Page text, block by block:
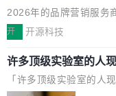
东西：一个带网页上下
页面的文本，然后把文
段回答。仅此而已。 这
意思。比如我在一个后
个表单字段，每个字段
想...
造，整机长度仅16厘米
与80PLUS钛金能效；
规范，结合服务器级元
实时LCD监控屏，可充
的严苛使用需求。 澎湃
600PG5 AI TOP具备强
从流量思维到品牌资
2026年的品牌营销服务
的价值重构。全球全案
复合增长率达5.44%,预
元。数字广告与公共关
开 开源科技
许多顶级实验室的人
了
「许多顶级实验室的人